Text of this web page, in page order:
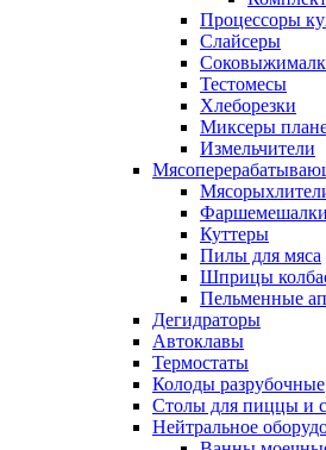
Процессоры
Слайсеры
Тестомесы
Хлеборезки
Миксеры
Измельчители
Фаршемешалки
Куттеры
Пилы для мяса
Шприцы
Пельменные
Дегидраторы
Автоклавы
Термостаты
Колоды разрубочные
Столы для пиццы и
Нейтральное